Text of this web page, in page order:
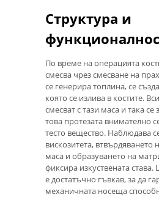
Структура и
По време на операцията
смесва чрез смесване на
се генерира топлина, се
която се излива в костите.
смесват с тази маса и така се
това протезата внимателно
тесто вещество. Наблюдава
вискозитета, втвърдяването
маса и образуването на
фиксира изкуствената
е достатъчно гъвкав, за да
механичната носеща